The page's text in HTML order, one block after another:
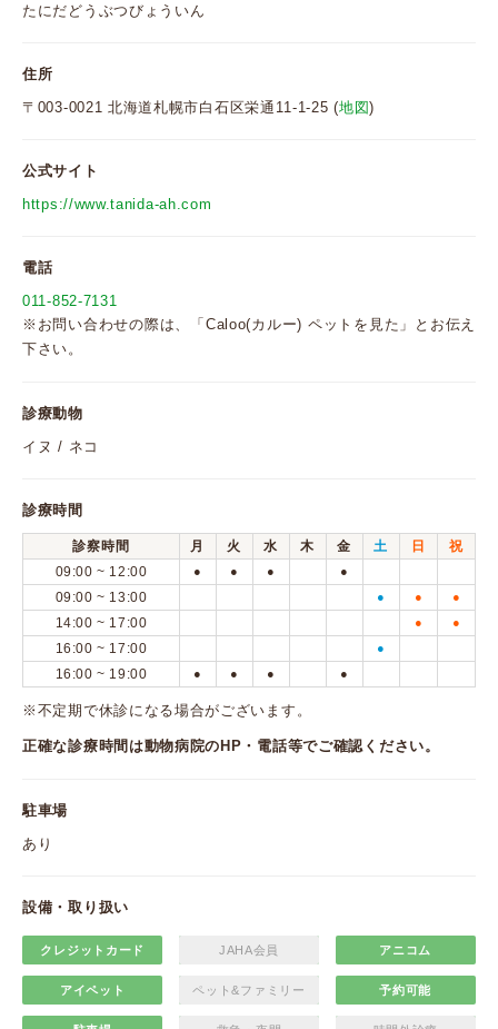
たにだどうぶつびょういん
住所
〒003-0021 北海道札幌市白石区栄通11-1-25 (地図)
公式サイト
https://www.tanida-ah.com
電話
011-852-7131
※お問い合わせの際は、「Caloo(カルー) ペットを見た」とお伝え
下さい。
診療動物
イヌ / ネコ
診療時間
診察時間 月 火 水 木 金 土 日
祝
09:00 ~ 12:00
● ● ● ●
09:00 ~ 13:00 ● ● ●
14:00 ~ 17:00 ● ●
16:00 ~ 17:00 ●
16:00 ~ 19:00 ● ● ● ●
※不定期で休診になる場合がございます。
正確な診療時間は動物病院のHP・電話等でご確認ください。
駐車場
あり
設備・取り扱い
クレジットカード JAHA会員 アニコム
アイペット ペット&ファミリー 予約可能